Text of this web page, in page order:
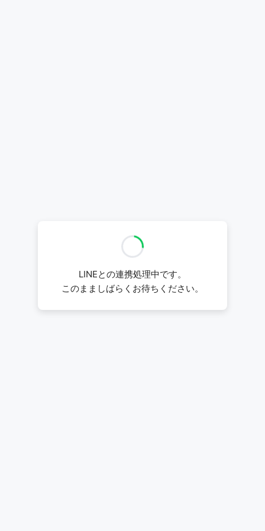
LINEとの連携処理中です。
このまましばらくお待ちください。